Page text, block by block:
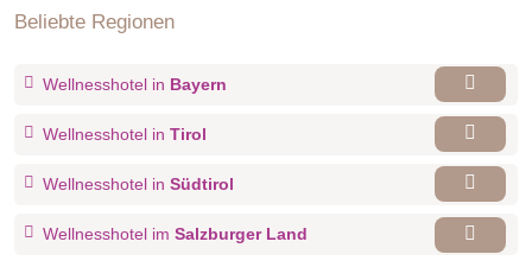
Beliebte Regionen
Wellnesshotel in Bayern
Wellnesshotel in Tirol
Wellnesshotel in Südtirol
Wellnesshotel im Salzburger Land